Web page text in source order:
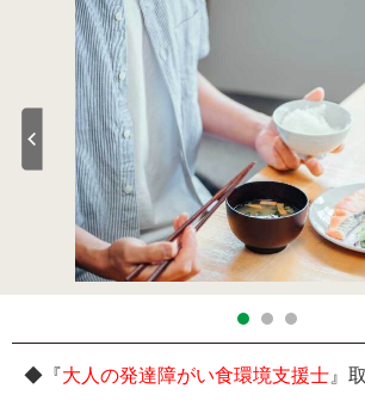
◆『大人の発達障がい食環境支援士 』